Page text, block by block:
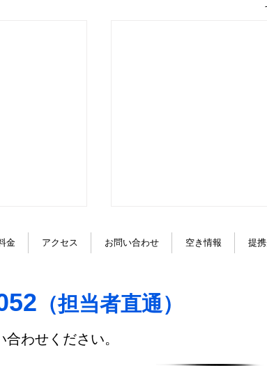
ラッキー☆彡
金 アクセス お問い合わせ 空き情報 提
（担当者直通）
わせください。